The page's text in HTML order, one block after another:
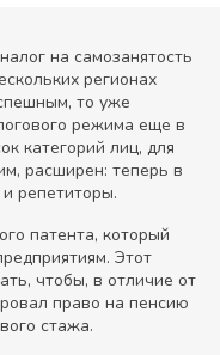
на самозанятость
регионах
то уже
режима еще в
категорий лиц, для
расширен: теперь в
репетиторы.
патента, который
Этот
чтобы, в отличие от
право на пенсию
стажа.